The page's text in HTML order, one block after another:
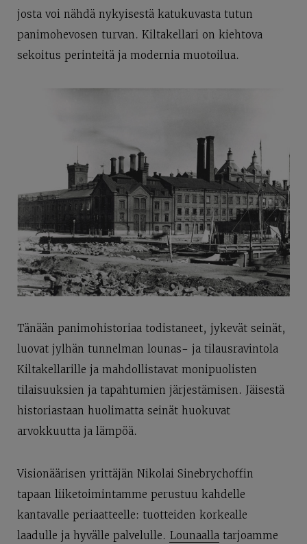
josta voi nähdä nykyisestä katukuvasta tutun
panimohevosen turvan. Kiltakellari on kiehtova
sekoitus perinteitä ja modernia muotoilua.
Tänään panimohistoriaa todistaneet, jykevät seinät,
luovat jylhän tunnelman lounas- ja tilausravintola
Kiltakellarille ja mahdollistavat monipuolisten
tilaisuuksien ja tapahtumien järjestämisen. Jäisestä
historiastaan huolimatta seinät huokuvat
arvokkuutta ja lämpöä.
Visionäärisen yrittäjän Nikolai Sinebrychoffin
tapaan liiketoimintamme perustuu kahdelle
kantavalle periaatteelle: tuotteiden korkealle
laadulle ja hyvälle palvelulle. Lounaalla tarjoamme